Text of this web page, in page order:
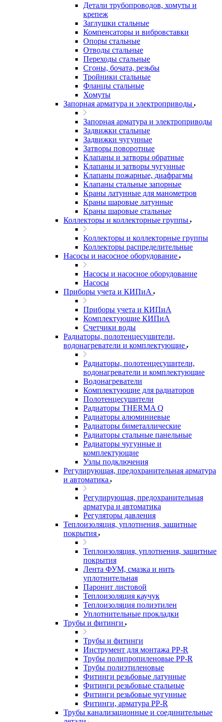
Детали трубопроводов, хомуты и
крепеж
Заглушки стальные
Компенсаторы и вибровставки
Опоры стальные
Отводы стальные
Переходы стальные
Сгоны, бочата, резьбы
Тройники стальные
Фланцы стальные
Хомуты
Запорная арматура и электроприводы
Запорная арматура и электроприводы
Задвижки стальные
Задвижки чугунные
Затворы поворотные
Клапаны и затворы обратные
Клапаны и затворы чугунные
Клапаны пожарные, диафрагмы
Клапаны стальные запорные
Краны латунные для манометров
Краны шаровые латунные
Краны шаровые стальные
Коллекторы и коллекторные группы
Коллекторы и коллекторные группы
Коллекторы распределительные
Насосы и насосное оборудование
Насосы и насосное оборудование
Насосы
Приборы учета и КИПиА
Приборы учета и КИПиА
Комплектующие КИПиА
Счетчики воды
Радиаторы, полотенцесушители,
водонагреватели и комплектующие
Радиаторы, полотенцесушители,
водонагреватели и комплектующие
Водонагреватели
Комплектующие для радиаторов
Полотенцесушители
Радиаторы THERMA Q
Радиаторы алюминиевые
Радиаторы биметаллические
Радиаторы стальные панельные
Радиаторы чугунные и
комплектующие
Узлы подключения
Регулирующая, предохранительная арматура
и автоматика
Регулирующая, предохранительная
арматура и автоматика
Регуляторы давления
Теплоизоляция, уплотнения, защитные
покрытия
Теплоизоляция, уплотнения, защитные
покрытия
Лента ФУМ, смазка и нить
уплотнительная
Паронит листовой
Теплоизоляция каучук
Теплоизоляция полиэтилен
Уплотнительные прокладки
Трубы и фитинги
Трубы и фитинги
Инструмент для монтажа PP-R
Трубы полипропиленовые PP-R
Трубы полиэтиленовые
Фитинги резьбовые латунные
Фитинги резьбовые стальные
Фитинги резьбовые чугунные
Фитинги, арматура PP-R
Трубы канализационные и соединительные